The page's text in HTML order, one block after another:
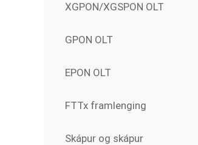
XGPON/XGSPON OLT
GPON OLT
EPON OLT
FTTx framlenging
Skápur og skápur